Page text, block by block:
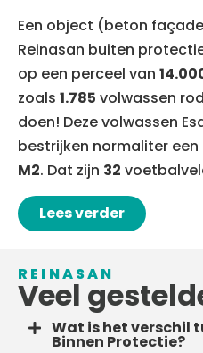
Een object (beton
Reinasan buiten
op een perceel van
zoals 1.785 volwassen
doen! Deze volwassen
bestrijken normaliter
M2. Dat zijn 32
Lees verder
REINASAN
Veel
Wat is het verschil
Binnen Protectie?